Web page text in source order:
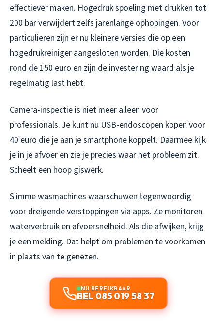
effectiever maken. Hogedruk spoeling met drukken tot
200 bar verwijdert zelfs jarenlange ophopingen. Voor
particulieren zijn er nu kleinere versies die op een
hogedrukreiniger aangesloten worden. Die kosten
rond de 150 euro en zijn de investering waard als je
regelmatig last hebt.
Camera-inspectie is niet meer alleen voor
professionals. Je kunt nu USB-endoscopen kopen voor
40 euro die je aan je smartphone koppelt. Daarmee kijk
je in je afvoer en zie je precies waar het probleem zit.
Scheelt een hoop giswerk.
Slimme wasmachines waarschuwen tegenwoordig
voor dreigende verstoppingen via apps. Ze monitoren
waterverbruik en afvoersnelheid. Als die afwijken, krijg
je een melding. Dat helpt om problemen te voorkomen
in plaats van te genezen.
NU BEREIKBAAR
BEL 085 019 58 37